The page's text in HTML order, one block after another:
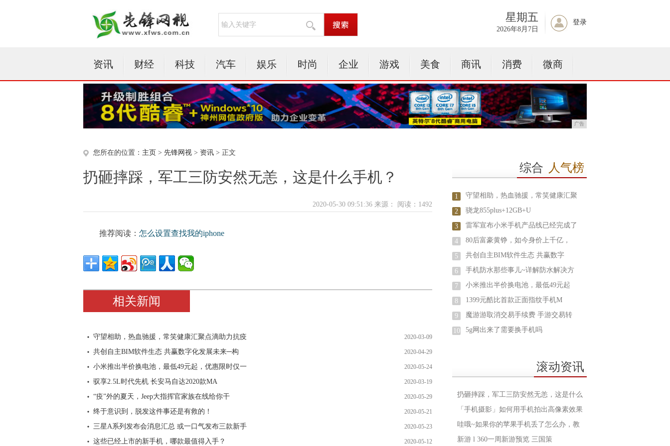
星期五
2026年8月7日
登录
资讯 财经 科技 汽车 娱乐 时尚 企业 游戏 美食 商讯 消费 微商
广告
您所在的位置： 主页 > 先锋网视 > 资讯 > 正文
扔砸摔踩，军工三防安然无恙，这是什么手机？
2020-05-30 09:51:36 来源： 阅读：1492
推荐阅读： 怎么设置查找我的iphone
相关新闻
守望相助，热血驰援，常笑健康汇聚点滴助力抗疫 2020-03-09
共创自主BIM软件生态 共赢数字化发展未来─构 2020-04-29
小米推出半价换电池，最低49元起，优惠限时仅一 2020-05-24
驭享2.5L时代先机 长安马自达2020款MA 2020-03-19
“疫”外的夏天，Jeep大指挥官家族在线给你干 2020-05-29
终于意识到，脱发这件事还是有救的！ 2020-05-21
三星A系列发布会消息汇总 或一口气发布三款新手 2020-05-23
这些已经上市的新手机，哪款最值得入手？ 2020-05-12
综合 人气榜
1 守望相助，热血驰援，常笑健康汇聚
2 骁龙855plus+12GB+U
3 雷军宣布小米手机产品线已经完成了
4 80后富豪黄铮，如今身价上千亿，
5 共创自主BIM软件生态 共赢数字
6 手机防水那些事儿~详解防水解决方
7 小米推出半价换电池，最低49元起
8 1399元酷比首款正面指纹手机M
9 魔游游取消交易手续费 手游交易转
10 5g网出来了需要换手机吗
滚动资讯
扔砸摔踩，军工三防安然无恙，这是什么
「手机摄影」如何用手机拍出高像素效果
哇哦~如果你的苹果手机丢了怎么办，教
新游 l 360一周新游预览 三国策